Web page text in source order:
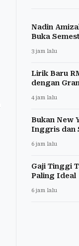
Nadin
Buka
3 jam lalu
Lirik Baru
dengan
4 jam lalu
Bukan New
Inggris dan
6 jam lalu
Gaji Tinggi
Paling Ideal
6 jam lalu